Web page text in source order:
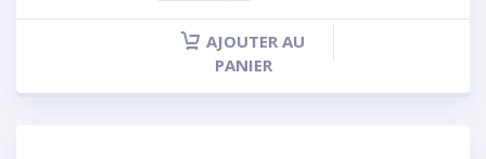
AJOUTER AU
PANIER